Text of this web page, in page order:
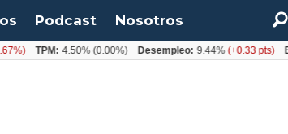
Podcast Nosotros
TPM: 4.50%(0.00%) Desempleo: 9.44%(+0.33 pts) Bitcoin: